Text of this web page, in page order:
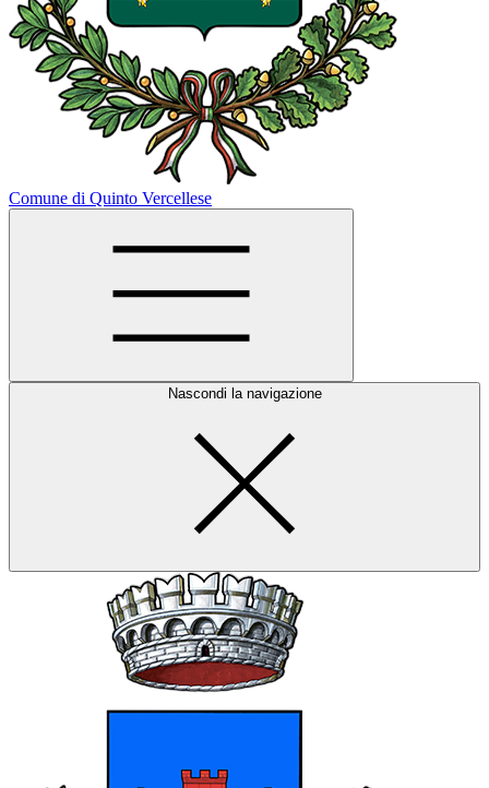
Comune di Quinto Vercellese
Nascondi la navigazione